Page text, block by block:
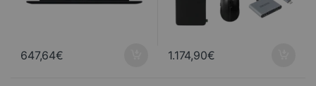
647,64€ 1.174,90€